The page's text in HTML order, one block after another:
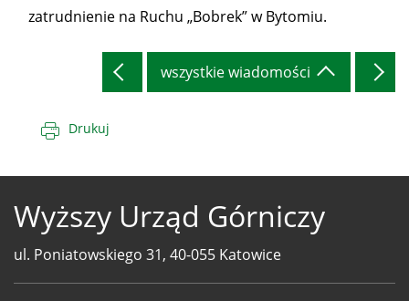
zatrudnienie na Ruchu „Bobrek” w Bytomiu.
wszystkie wiadomości
Drukuj
Wyższy Urząd Górniczy
ul. Poniatowskiego 31, 40-055 Katowice